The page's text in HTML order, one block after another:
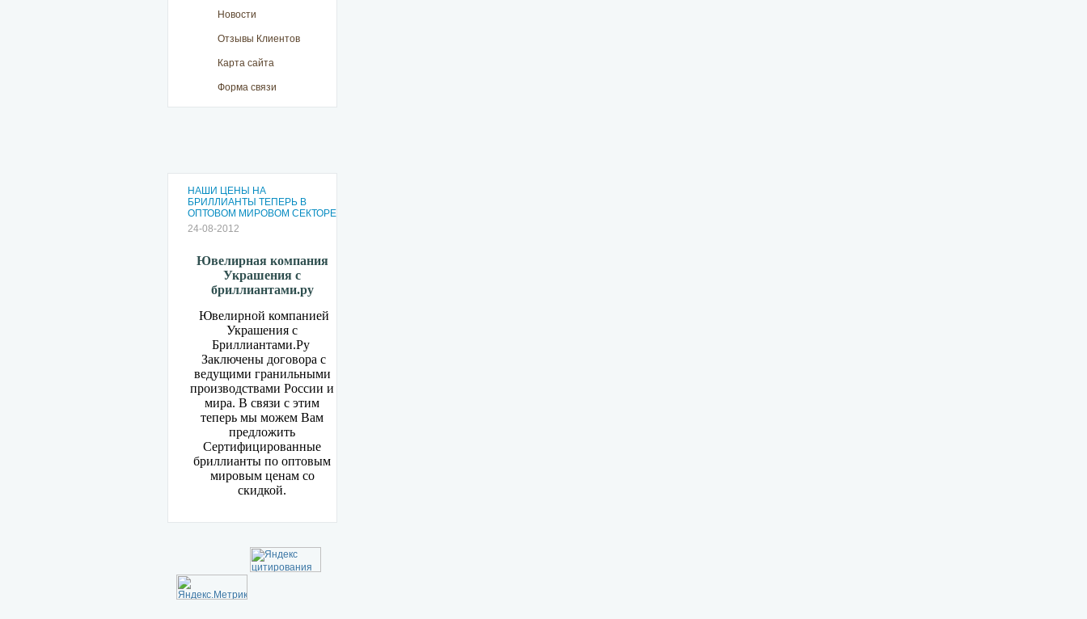
Новости
Отзывы Клиентов
Карта сайта
Форма связи
НАШИ ЦЕНЫ НА
БРИЛЛИАНТЫ ТЕПЕРЬ В
ОПТОВОМ МИРОВОМ СЕКТОРЕ
24-08-2012
Ювелирная компания
Украшения с
бриллиантами.ру
Ювелирной компанией
Украшения с
Бриллиантами.Ру
Заключены договора с
ведущими гранильными
производствами России и
мира. В связи с этим
теперь мы можем Вам
предложить
Сертифицированные
бриллианты по оптовым
мировым ценам со
скидкой.